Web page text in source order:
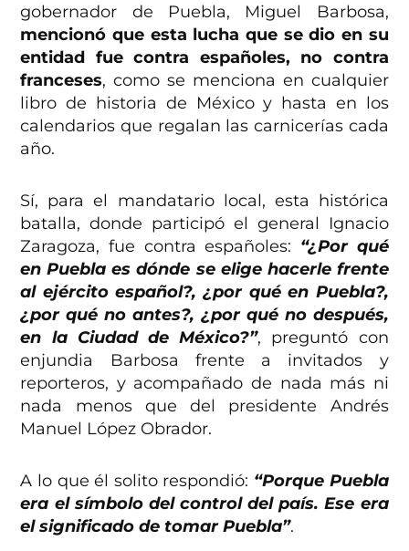
gobernador de Puebla, Miguel Barbosa,
mencionó que esta lucha que se dio en su
entidad fue contra españoles, no contra
franceses, como se menciona en cualquier
libro de historia de México y hasta en los
calendarios que regalan las carnicerías cada
año.
Sí, para el mandatario local, esta histórica
batalla, donde participó el general Ignacio
Zaragoza, fue contra españoles: “¿Por qué
en Puebla es dónde se elige hacerle frente
al ejército español?, ¿por qué en Puebla?,
¿por qué no antes?, ¿por qué no después,
en la Ciudad de México?”, preguntó con
enjundia Barbosa frente a invitados y
reporteros, y acompañado de nada más ni
nada menos que del presidente Andrés
Manuel López Obrador.
A lo que él solito respondió: “Porque Puebla
era el símbolo del control del país. Ese era
el significado de tomar Puebla”.